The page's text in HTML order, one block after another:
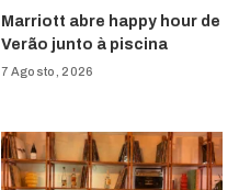
Marriott abre happy hour de
Verão junto à piscina
7 Agosto, 2026